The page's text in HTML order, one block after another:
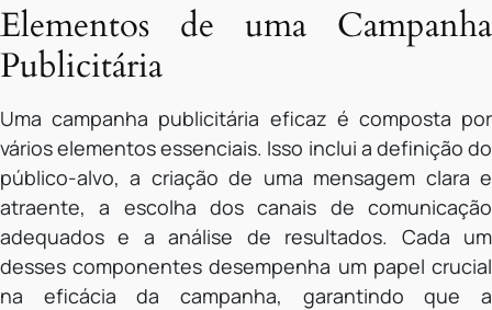
Elementos de uma Campanha
Publicitária
Uma campanha publicitária eficaz é composta por
vários elementos essenciais. Isso inclui a definição do
público-alvo, a criação de uma mensagem clara e
atraente, a escolha dos canais de comunicação
adequados e a análise de resultados. Cada um
desses componentes desempenha um papel crucial
na eficácia da campanha, garantindo que a